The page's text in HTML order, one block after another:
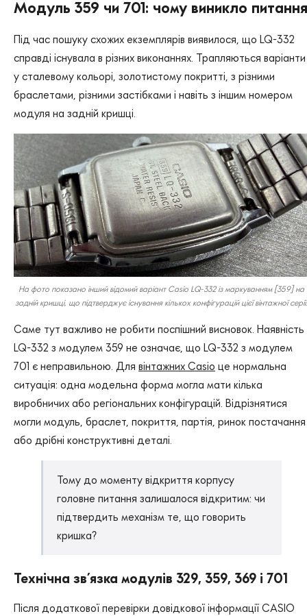
Модуль 359 чи 701: чому виникло питання
Під час пошуку схожих екземплярів виявилося, що LQ-332
справді існувала в різних виконаннях. Трапляються варіанти
у сталевому кольорі, золотистому покритті, з різними
браслетами, різними застібками і навіть з іншим номером
модуля на задній кришці.
На фото показано інший відомий варіант Casio LQ-332 із маркуванням [359] на
задній кришці, що підтверджує існування кількох конфігурацій цієї вінтажної серії.
Саме тут важливо не робити поспішний висновок. Наявність
LQ-332 з модулем 359 не означає, що LQ-332 з модулем
701 є неправильною. Для вінтажних Casio це нормальна
ситуація: одна модельна форма могла мати кілька
виробничих або регіональних конфігурацій. Відрізнятися
могли модуль, браслет, покриття, партія, ринок постачання
або дрібні конструктивні деталі.
Тому до моменту відкриття корпусу
головне питання залишалося відкритим: чи
підтвердить механізм те, що говорить
кришка?
Технічна зв’язка модулів 329, 359, 369 і 701
Після додаткової перевірки довідкової інформації CASIO